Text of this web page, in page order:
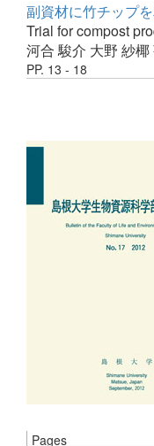
副資材に竹チップ
Trial for compost
河合 駿介 大野 紗椰
PP. 13 - 18
Pages